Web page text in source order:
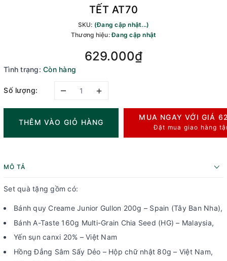
TẾT AT70
SKU: (Đang cập nhật...)
Thương hiệu:Đang cập nhật
629.000₫
Tình trạng: Còn hàng
Số lượng: – +
THÊM VÀO GIỎ HÀNG
MUA NGAY VỚI GIÁ
Đặt mua giao hàng
MÔ TẢ
Set quà tặng gồm có:
Bánh quy Creame Junior Gullon 200g – Spain (Tây Ban Nha),
Bánh A-Taste 160g Multi-Grain Chia Seed (HG) – Malaysia,
Yến sụn canxi 20% – Việt Nam
Hồng Đẳng Sâm Sấy Dẻo – Hộp chữ nhật 80g – Việt Nam,